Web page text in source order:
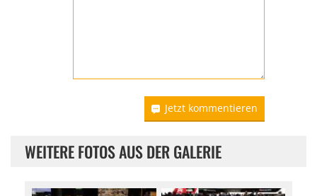
Jetzt kommentieren
WEITERE FOTOS AUS DER GALERIE